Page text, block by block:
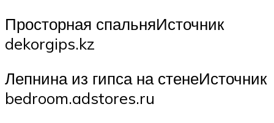
Просторная спальняИсточник
dekorgips.kz
Лепнина из гипса на стенеИсточник
bedroom.adstores.ru